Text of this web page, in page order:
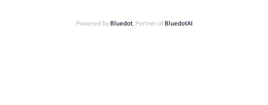
Powered by Bluedot, Partner of BluedotAI